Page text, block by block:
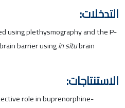
التدخلات:
usingplethysmographyand theP-
barrier usingin situbrain
الاستنتاجات:
role inbuprenorphine-